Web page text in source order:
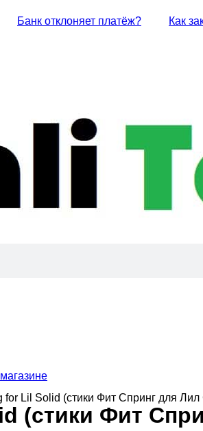
Банк отклоняет платёж? Как
for Lil Solid (стики Фит Спринг для
(стики Фит